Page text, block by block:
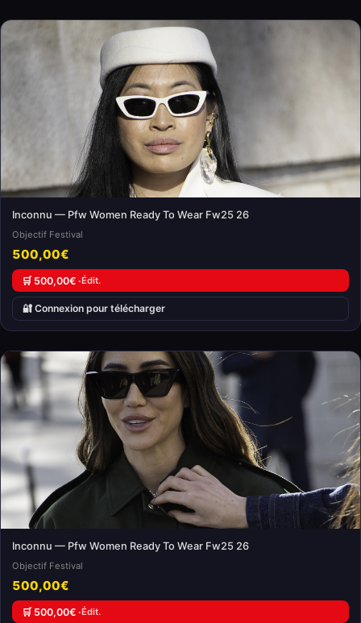
Inconnu — Pfw Women Ready To Wear Fw25 26
Objectif Festival
500,00€
🛒 500,00€ ·Édit.
🔐 Connexion pour télécharger
Inconnu — Pfw Women Ready To Wear Fw25 26
Objectif Festival
500,00€
🛒 500,00€ ·Édit.